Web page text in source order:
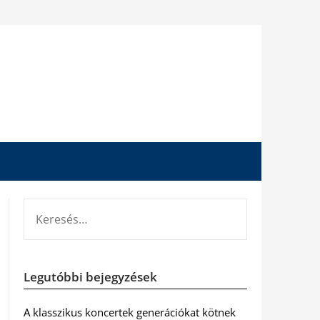
Legutóbbi bejegyzések
A klasszikus koncertek generációkat kötnek